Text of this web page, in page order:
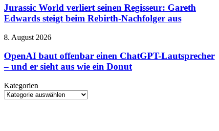
verliert
seinen
Regisseur:
Edwards
beim
Rebirth-
aus
Jurassic World verliert seinen Regisseur: Gareth
Edwards steigt beim Rebirth-Nachfolger aus
OpenAI
offenbar
einen
ChatGPT-
–
und
8. August 2026
OpenAI baut offenbar einen ChatGPT-Lautsprecher
– und er sieht aus wie ein Donut
Kategorien
Kategorien